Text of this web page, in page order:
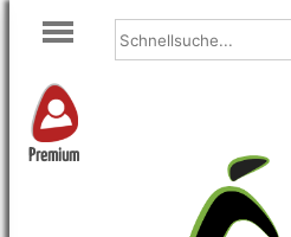
Premium